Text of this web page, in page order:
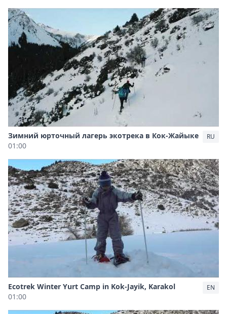
Зимний юрточный лагерь экотрека в Кок-Жайыке
01:00
RU
Ecotrek Winter Yurt Camp in Kok-Jayik, Karakol
01:00
EN